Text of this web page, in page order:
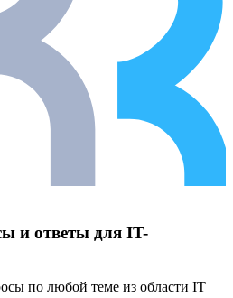
и ответы для IT-
по любой теме из области IT